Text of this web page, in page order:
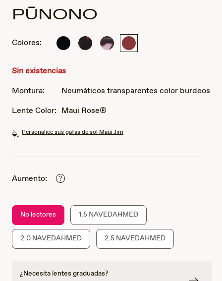
PŪNONO
Colores:
BrillanteHabanaHabanaNeumáticos
Sin existencias
Montura:
Neumáticos transparentes color burdeos
Lente Color: Maui Rose®
Personalice sus gafas de sol Maui Jim
Aumento:
No lectores 1.5 NAVEDAHMED
2.0 NAVEDAHMED 2.5 NAVEDAHMED
¿Necesita lentes graduadas?